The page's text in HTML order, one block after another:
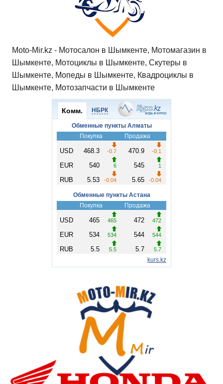
Moto-Mir.kz - Мотосалон в Шымкенте, Мотомагазин в
Шымкенте, Мотоциклы в Шымкенте, Скутеры в
Шымкенте, Мопеды в Шымкенте, Квадроциклы в
Шымкенте, Мотозапчасти в Шымкенте